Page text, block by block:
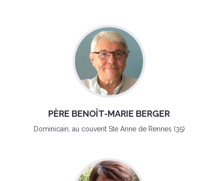
PÈRE BENOÎT-MARIE BERGER
Dominicain, au couvent Ste Anne de Rennes (35)